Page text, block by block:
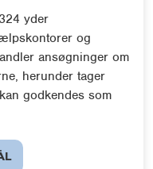
yder
og
ansøgninger om
herunder tager
godkendes som